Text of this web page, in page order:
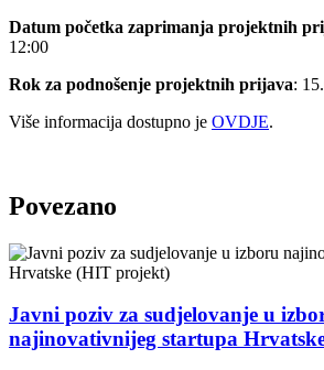
Datum početka zaprimanja projektnih
12:00
Rok za podnošenje projektnih prijava:
Više informacija dostupno je OVDJE.
Povezano
Javni poziv za sudjelovanje u
najinovativnijeg startupa